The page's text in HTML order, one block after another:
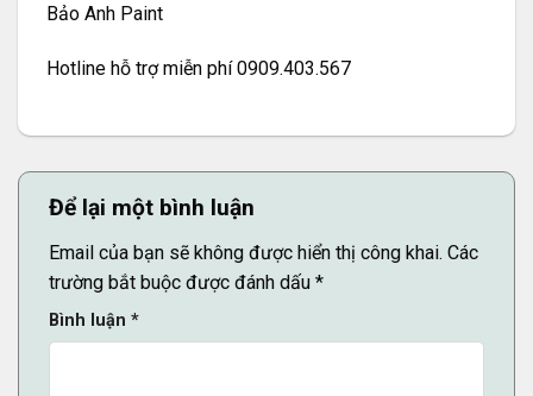
Bảo Anh Paint
Hotline hỗ trợ miễn phí 0909.403.567
Để lại một bình luận
Email của bạn sẽ không được hiển thị công khai. Các
trường bắt buộc được đánh dấu *
Bình luận *